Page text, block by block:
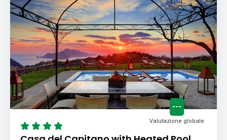
---
Valutazione globale